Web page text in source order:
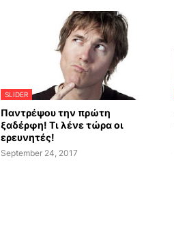
SLIDER
Παντρέψου την πρώτη
ξαδέρφη! Τι λένε τώρα οι
ερευνητές!
September 24, 2017